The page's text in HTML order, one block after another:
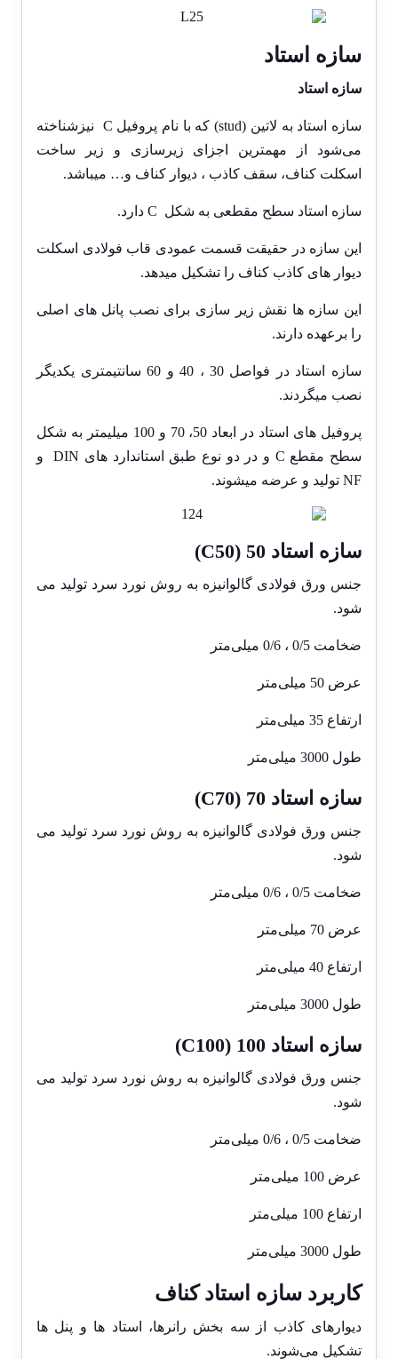
سازه استاد
سازه استاد
سازه استاد به لاتین (stud) که با نام پروفیل C نیزشناخته
می‌شود از مهمترین اجزای زیرسازی و زیر ساخت
اسکلت کناف، سقف کاذب ، دیوار کناف و… میباشد.
سازه استاد سطح مقطعی به شکل C دارد.
این سازه در حقیقت قسمت عمودی قاب فولادی اسکلت
دیوار های کاذب کناف را تشکیل میدهد.
این سازه ها نقش زیر سازی برای نصب پانل های اصلی
را برعهده دارند.
سازه استاد در فواصل 30 ، 40 و 60 سانتیمتری یکدیگر
نصب میگردند.
پروفیل های استاد در ابعاد 50، 70 و 100 میلیمتر به شکل
سطح مقطع C و در دو نوع طبق استاندارد های DIN و
NF تولید و عرضه میشوند.
سازه استاد 50 (C50)
جنس ورق فولادی گالوانیزه به روش نورد سرد تولید می
شود.
ضخامت 0/5 ، 0/6 میلی‌متر
عرض 50 میلی‌متر
ارتفاع 35 میلی‌متر
طول 3000 میلی‌متر
سازه استاد 70 (C70)
جنس ورق فولادی گالوانیزه به روش نورد سرد تولید می
شود.
ضخامت 0/5 ، 0/6 میلی‌متر
عرض 70 میلی‌متر
ارتفاع 40 میلی‌متر
طول 3000 میلی‌متر
سازه استاد 100 (C100)
جنس ورق فولادی گالوانیزه به روش نورد سرد تولید می
شود.
ضخامت 0/5 ، 0/6 میلی‌متر
عرض 100 میلی‌متر
ارتفاع 100 میلی‌متر
طول 3000 میلی‌متر
کاربرد سازه استاد کناف
دیوارهای کاذب از سه بخش رانرها، استاد ها و پنل ها
تشکیل می‌شوند.